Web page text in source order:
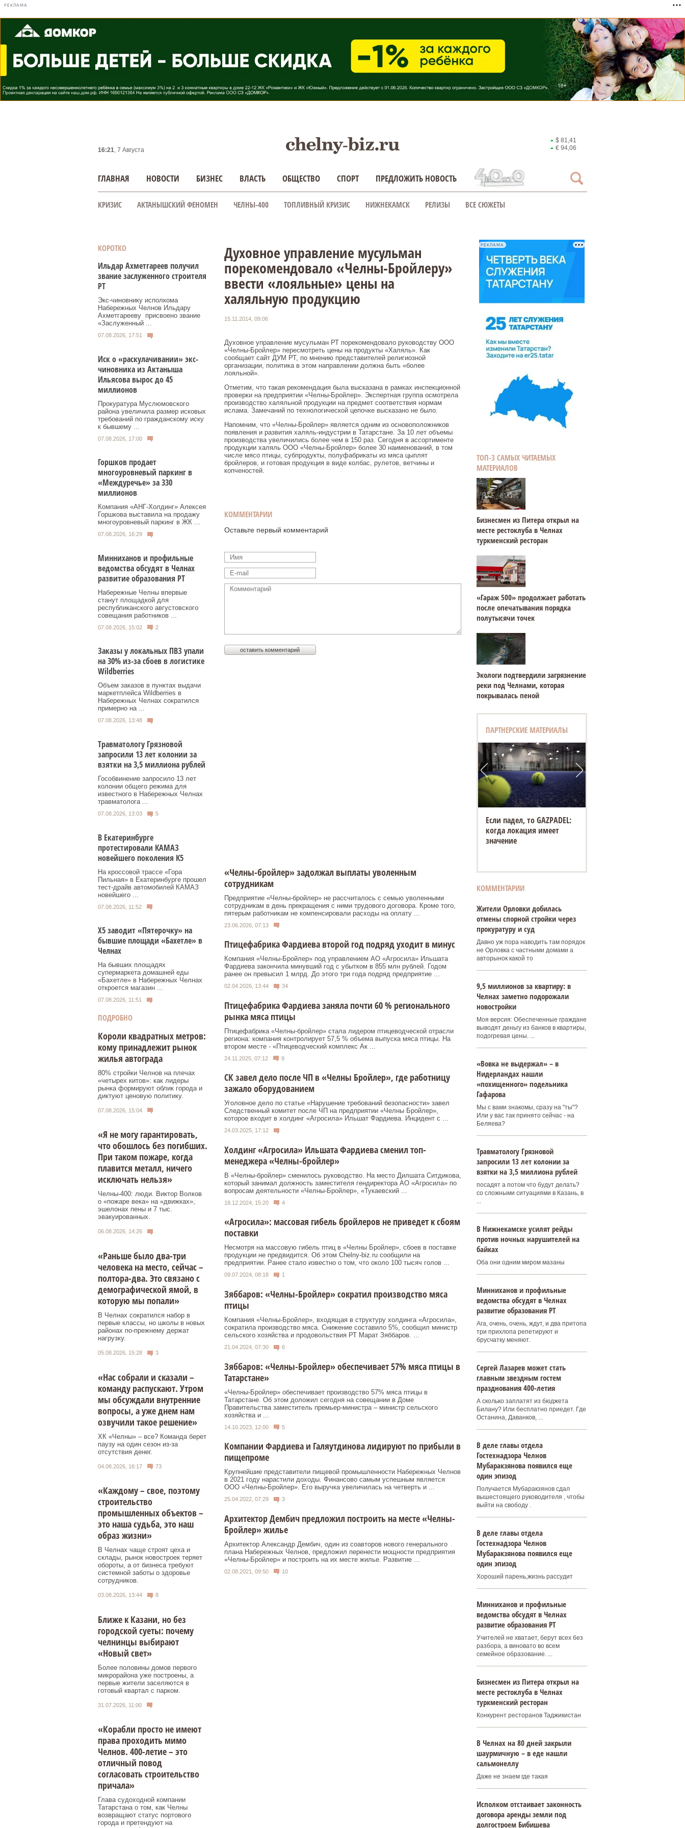
РЕКЛАМА
16:21, 7 Августа
$ 81,41
€ 94,06
ГЛАВНАЯ НОВОСТИ БИЗНЕС ВЛАСТЬ ОБЩЕСТВО СПОРТ ПРЕДЛОЖИТЬ НОВОСТЬ
КРИЗИС АКТАНЫШСКИЙ ФЕНОМЕН ЧЕЛНЫ-400 ТОПЛИВНЫЙ КРИЗИС НИЖНЕКАМСК РЕЛИЗЫ ВСЕ СЮЖЕТЫ
КОРОТКО
Ильдар Ахметгареев получил
звание заслуженного строителя
РТ
Экс‑чиновнику исполкома
Набережных Челнов Ильдару
Ахметгарееву присвоено звание
«Заслуженный ...
07.08.2026, 17:51
Иск о «раскулачивании» экс-
чиновника из Актаныша
Ильясова вырос до 45
миллионов
Прокуратура Муслюмовского
района увеличила размер исковых
требований по гражданскому иску
к бывшему ...
07.08.2026, 17:00
Горшков продает
многоуровневый паркинг в
«Междуречье» за 330
миллионов
Компания «АНГ-Холдинг» Алексея
Горшкова выставила на продажу
многоуровневый паркинг в ЖК ...
07.08.2026, 16:29
Минниханов и профильные
ведомства обсудят в Челнах
развитие образования РТ
Набережные Челны впервые
станут площадкой для
республиканского августовского
совещания работников ...
07.08.2026, 15:02 2
Заказы у локальных ПВЗ упали
на 30% из-за сбоев в логистике
Wildberries
Объем заказов в пунктах выдачи
маркетплейса Wildberries в
Набережных Челнах сократился
примерно на ...
07.08.2026, 13:48
Травматологу Грязновой
запросили 13 лет колонии за
взятки на 3,5 миллиона рублей
Гособвинение запросило 13 лет
колонии общего режима для
известного в Набережных Челнах
травматолога ...
07.08.2026, 13:03 5
В Екатеринбурге
протестировали КАМАЗ
новейшего поколения К5
На кроссовой трассе «Гора
Пильная» в Екатеринбурге прошел
тест-драйв автомобилей КАМАЗ
новейшего ...
07.08.2026, 11:52
Х5 заводит «Пятерочку» на
бывшие площади «Бахетле» в
Челнах
На бывших площадях
супермаркета домашней еды
«Бахетле» в Набережных Челнах
откроется магазин ...
07.08.2026, 11:51
ПОДРОБНО
Короли квадратных метров:
кому принадлежит рынок
жилья автограда
80% стройки Челнов на плечах
«четырех китов»: как лидеры
рынка формируют облик города и
диктуют ценовую политику.
07.08.2026, 15:04
«Я не могу гарантировать,
что обошлось без погибших.
При таком пожаре, когда
плавится металл, ничего
исключать нельзя»
Челны-400: люди. Виктор Волков
о «пожаре века» на «движках»,
эшелонах пены и 7 тыс.
эвакуированных.
06.08.2026, 14:26
«Раньше было два-три
человека на место, сейчас –
полтора-два. Это связано с
демографической ямой, в
которую мы попали»
В Челнах сократился набор в
первые классы, но школы в новых
районах по-прежнему держат
нагрузку.
05.08.2026, 15:28 3
«Нас собрали и сказали –
команду распускают. Утром
мы обсуждали внутренние
вопросы, а уже днем нам
озвучили такое решение»
ХК «Челны» – все? Команда берет
паузу на один сезон из-за
отсутствия денег.
04.08.2026, 16:17 73
«Каждому – свое, поэтому
строительство
промышленных объектов –
это наша судьба, это наш
образ жизни»
В Челнах чаще строят цеха и
склады, рынок новостроек теряет
обороты, а от бизнеса требуют
системной заботы о здоровье
сотрудников.
03.08.2026, 13:44 8
Ближе к Казани, но без
городской суеты: почему
челнинцы выбирают
«Новый свет»
Более половины домов первого
микрорайона уже построены, а
первые жители заселяются в
готовый квартал с парком.
31.07.2026, 11:00
«Корабли просто не имеют
права проходить мимо
Челнов. 400-летие – это
отличный повод
согласовать строительство
причала»
Глава судоходной компании
Татарстана о том, как Челны
возвращают статус портового
города и претендуют на
Духовное управление мусульман
порекомендовало «Челны-Бройлеру»
ввести «лояльные» цены на
халяльную продукцию
15.11.2014, 09:06
Духовное управление мусульман РТ порекомендовало руководству ООО
«Челны-Бройлер» пересмотреть цены на продукты «Халяль». Как
сообщает сайт ДУМ РТ, по мнению представителей религиозной
организации, политика в этом направлении должна быть «более
лояльной».
Отметим, что такая рекомендация была высказана в рамках инспекционной
проверки на предприятии «Челны-Бройлер». Экспертная группа осмотрела
производство халяльной продукции на предмет соответствия нормам
ислама. Замечаний по технологической цепочке высказано не было.
Напомним, что «Челны-Бройлер» является одним из основоположников
появления и развития халяль-индустрии в Татарстане. За 10 лет объемы
производства увеличились более чем в 150 раз. Сегодня в ассортименте
продукции халяль ООО «Челны-Бройлер» более 30 наименований, в том
числе мясо птицы, субпродукты, полуфабрикаты из мяса цыплят
бройлеров, и готовая продукция в виде колбас, рулетов, ветчины и
копченостей.
КОММЕНТАРИИ
Оставьте первый комментарий
«Челны-бройлер» задолжал выплаты уволенным
сотрудникам
Предприятие «Челны-бройлер» не рассчиталось с семью уволенными
сотрудникам в день прекращения с ними трудового договора. Кроме того,
пятерым работникам не компенсировали расходы на оплату ...
23.06.2026, 07:13
Птицефабрика Фардиева второй год подряд уходит в минус
Компания «Челны-Бройлер» под управлением АО «Агросила» Ильшата
Фардиева закончила минувший год с убытком в 855 млн рублей. Годом
ранее он превысил 1 млрд. До этого три года подряд предприятие ...
02.04.2026, 13:44 34
Птицефабрика Фардиева заняла почти 60 % регионального
рынка мяса птицы
Птицефабрика «Челны-бройлер» стала лидером птицеводческой отрасли
региона: компания контролирует 57,5 % объема выпуска мяса птицы. На
втором месте - «Птицеводческий комплекс Ак ...
24.11.2025, 07:12 9
СК завел дело после ЧП в «Челны Бройлер», где работницу
зажало оборудованием
Уголовное дело по статье «Нарушение требований безопасности» завел
Следственный комитет после ЧП на предприятии «Челны Бройлер»,
которое входит в холдинг «Агросила» Ильшат Фардиева. Инцидент с ...
24.03.2025, 17:12
Холдинг «Агросила» Ильшата Фардиева сменил топ-
менеджера «Челны-бройлер»
В «Челны-бройлер» сменилось руководство. На место Дилшата Ситдикова,
который занимал должность заместителя гендиректора АО «Агросила» по
вопросам деятельности «Челны-Бройлер», «Тукаевский ...
18.12.2024, 15:20 4
«Агросила»: массовая гибель бройлеров не приведет к сбоям
поставки
Несмотря на массовую гибель птиц в «Челны Бройлер», сбоев в поставке
продукции не предвидится. Об этом Сhelny-biz.ru сообщили на
предприятии. Ранее стало известно о том, что около 100 тысяч голов ...
09.07.2024, 08:18 1
Зяббаров: «Челны-Бройлер» сократил производство мяса
птицы
Компания «Челны-Бройлер», входящая в структуру холдинга «Агросила»,
сократила производство мяса. Снижение составило 5%, сообщил министр
сельского хозяйства и продовольствия РТ Марат Зяббаров. ...
21.04.2024, 07:30 6
Зяббаров: «Челны-Бройлер» обеспечивает 57% мяса птицы в
Татарстане»
«Челны-Бройлер» обеспечивает производство 57% мяса птицы в
Татарстане. Об этом доложил сегодня на совещании в Доме
Правительства заместитель премьер-министра – министр сельского
хозяйства и ...
14.10.2023, 12:00 5
Компании Фардиева и Галяутдинова лидируют по прибыли в
пищепроме
Крупнейшие представители пищевой промышленности Набережных Челнов
в 2021 году нарастили доходы. Финансово самым успешным является
ООО «Челны-Бройлер». Его выручка увеличилась на четверть и ...
25.04.2022, 07:29 3
Архитектор Дембич предложил построить на месте «Челны-
Бройлер» жилье
Архитектор Александр Дембич, один из соавторов нового генерального
плана Набережных Челнов, предложил перенести мощности предприятия
«Челны-Бройлер» и построить на их месте жилье. Развитие ...
02.08.2021, 09:50 10
РЕКЛАМА
ТОП-3 САМЫХ ЧИТАЕМЫХ
МАТЕРИАЛОВ
Бизнесмен из Питера открыл на
месте рестоклуба в Челнах
туркменский ресторан
«Гараж 500» продолжает работать
после опечатывания порядка
полутысячи точек
Экологи подтвердили загрязнение
реки под Челнами, которая
покрывалась пеной
ПАРТНЕРСКИЕ МАТЕРИАЛЫ
Если падел, то GAZPADEL:
когда локация имеет
значение
«Белый город» открывает
новую площадку на
Спасской ярмарке в
КОММЕНТАРИИ
Жители Орловки добилась
отмены спорной стройки через
прокуратуру и суд
Давно уж пора наводить там порядок
не Орловка с частными домами а
авторынок какой то
9,5 миллионов за квартиру: в
Челнах заметно подорожали
новостройки
Моя версия: Обеспеченные граждане
выводят деньгу из банков в квартиры,
подогревая цены. ...
«Вовка не выдержал» – в
Нидерландах нашли
«похищенного» подельника
Гафарова
Мы с вами знакомы, сразу на "ты"?
Или у вас так принято сейчас - на
Беляева?
Травматологу Грязновой
запросили 13 лет колонии за
взятки на 3,5 миллиона рублей
посадят а потом что будут делать?
со сложными ситуациями в Казань, в
...
В Нижнекамске усилят рейды
против ночных нарушителей на
байках
Оба они одним миром мазаны
Минниханов и профильные
ведомства обсудят в Челнах
развитие образования РТ
Ага, очень, очень, ждут, и два притопа
три прихлопа репетируют и
брусчатку меняют.
Сергей Лазарев может стать
главным звездным гостем
празднования 400‑летия
А сколько заплатят из бюджета
Билану? Или бесплатно приедет. Где
Останина, Даванков, ...
В деле главы отдела
Гостехнадзора Челнов
Мубаракзянова появился еще
один эпизод
Получается Мубаракзянов сдал
вышестоящего руководителя , чтобы
выйти на свободу .
В деле главы отдела
Гостехнадзора Челнов
Мубаракзянова появился еще
один эпизод
Хороший парень,жизнь рассудит
Минниханов и профильные
ведомства обсудят в Челнах
развитие образования РТ
Учителей не хватает, берут всех без
разбора, а виновато во всем
семейное образование. ...
Бизнесмен из Питера открыл на
месте рестоклуба в Челнах
туркменский ресторан
Конкурент ресторанов Таджикистан
В Челнах на 80 дней закрыли
шаурмичную – в еде нашли
сальмонеллу
Даже не знаем где такая
Исполком отстаивает законность
договора аренды земли под
долгостроем Бибишева